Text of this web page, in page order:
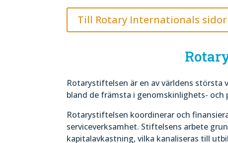
Till Rotary Internationals sidor
Rotarystiftelsen är en av världens största
bland de främsta i genomskinlighets-
Rotarystiftelsen koordinerar och
serviceverksamhet. Stiftelsens arbete
kapitalavkastning, vilka kanaliseras till